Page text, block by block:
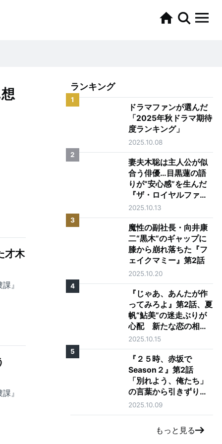
才木
』
』
ランキング
1
ドラマファンが選んだ
「2025年秋ドラマ期待
度ランキング」
2025.10.08
2
妻夫木聡は主人公が似
合う俳優…目黒蓮の語
りが“安心感”を生んだ
『ザ・ロイヤルファミ
リー』第1話
2025.10.13
3
魔性の副社長・向井康
二“黒木”のギャップに
膝から崩れ落ちた『フ
ェイクマミー』第2話
2025.10.20
4
『じゃあ、あんたが作
ってみろよ』第2話、夏
帆“鮎美”の迷走ぶりが
心配 新たな恋の相手
に「大丈夫そう？」の
声も
2025.10.15
5
『２５時、赤坂で
Season２』第2話
「別れよう、俺たち」
の言葉から引きずり出
される駒木根葵汰"羽
山"と新原泰佑"白崎"の
2025.10.09
もっと見る